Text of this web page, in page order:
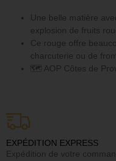
Une belle matière
explosion de fruits
Ce rouge offre
charcuterie ou de
🗺 AOP Côtes de
EXPÉDITION EXPRESS
Expédition de votre